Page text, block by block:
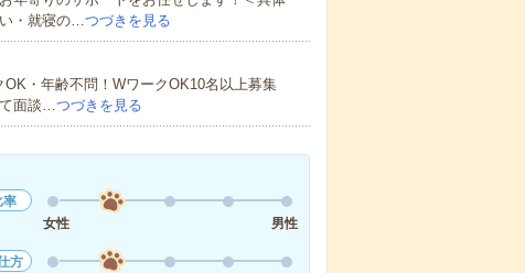
・就寝の…つづきを見る
・年齢不問！WワークOK10名以上募集
面談…つづきを見る
率
女性
男性
方